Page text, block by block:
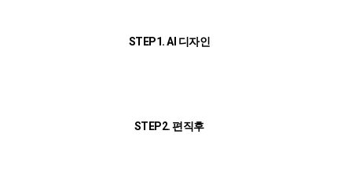
STEP1. AI 디자인
STEP2. 편직후